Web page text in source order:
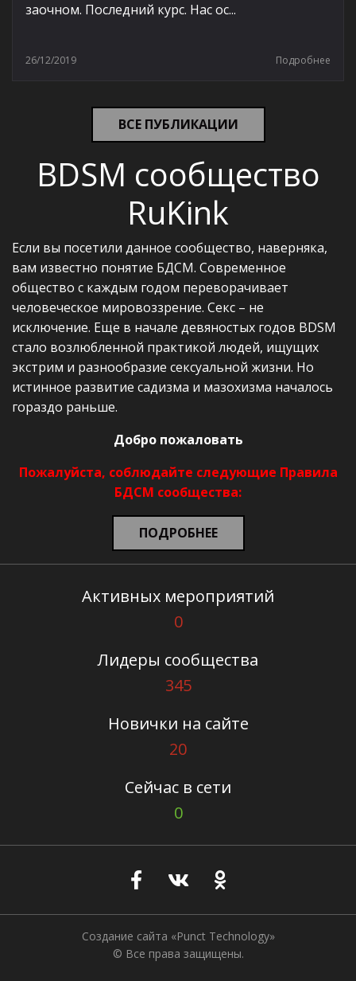
заочном. Последний курс. Нас ос...
26/12/2019 Подробнее
ВСЕ ПУБЛИКАЦИИ
BDSM сообщество
RuKink
Если вы посетили данное сообщество, наверняка,
вам известно понятие БДСМ. Современное
общество с каждым годом переворачивает
человеческое мировоззрение. Секс – не
исключение. Еще в начале девяностых годов BDSM
стало возлюбленной практикой людей, ищущих
экстрим и разнообразие сексуальной жизни. Но
истинное развитие садизма и мазохизма началось
гораздо раньше.
Добро пожаловать
Пожалуйста, соблюдайте следующие Правила
БДСМ сообщества:
ПОДРОБНЕЕ
Активных мероприятий
0
Лидеры сообщества
345
Новички на сайте
20
Сейчас в сети
0
Создание сайта «Punct Technology»
© Все права защищены.